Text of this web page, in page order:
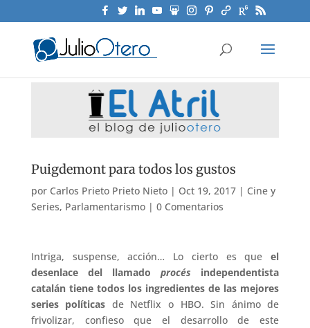
Puigdemont para todos los gustos
por Carlos Prieto Prieto Nieto| Oct 19, 2017| Cine y
Series, Parlamentarismo| 0 Comentarios
Intriga, suspense, acción… Lo cierto es queel
desenlace del llamadoprocés independentista
catalán tiene todos los ingredientes de las mejores
series políticas de Netflix o HBO. Sin ánimo de
frivolizar, confieso que el desarrollo de este